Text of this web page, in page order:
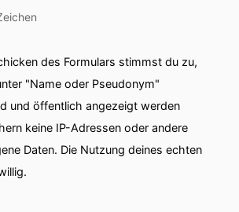
des Formulars stimmst du zu,
"Name oder Pseudonym"
und öffentlich angezeigt werden
keine IP-Adressen oder andere
Daten. Die Nutzung deines echten